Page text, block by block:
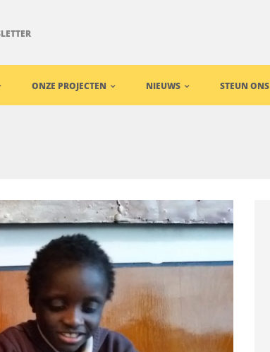
ONZE PROJECTEN NIEUWS STEUN ONS